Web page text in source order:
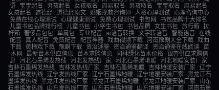
语
宝宝起名 男孩起名 女孩取名 周易取名 男孩取名 宝宝取名
周易起名
女孩起名
道德经 道德经原文 婚姻挽救咨询师 人格心理测试
心理咨询中心
免费在线心理测试
心理健康测试 免费心理测试 书包网
书包品牌十大排名
儿童书包品牌排行榜
儿童书包 小学生书包 书包品牌 女生书包 旅行箱 拉
杆箱 奢侈品包包 单肩包 专业配音 ai语音转换 文字转语音 智能语音 在线
配音 真人配音 免费配音 配音神器 戏曲视频下载 河南豫剧大全下载 戏曲
下载 黄梅戏下载 豫剧下载 资治通鉴 资治通鉴翻译 资治通鉴在线阅读 苗
木网
最新苗木供应信息 苗木求购信息 园林绿化苗木价格 银杏供应求购信
息
河北石墨烯发热线 河北发热线厂家 河北石墨烯地暖
河北地暖安装厂家
吉林石墨烯发热线
吉林发热线厂家 吉林石墨烯地暖 吉林地暖安装厂家 辽宁
石墨烯发热线 辽宁发热线厂家 辽宁石墨烯地暖 辽宁地暖安装厂家 黑龙江石
墨烯发热线 黑龙江发热线厂家 黑龙江石墨烯地暖 黑龙江地暖安装厂家
山东
石墨烯发热线
山东发热线厂家 山东石墨烯地暖 山东地暖安装厂家 河南石墨